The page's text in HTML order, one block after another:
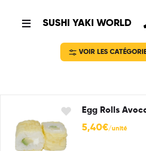
SUSHI YAKI WORLD
VOIR LES
Egg Rolls
5,40€